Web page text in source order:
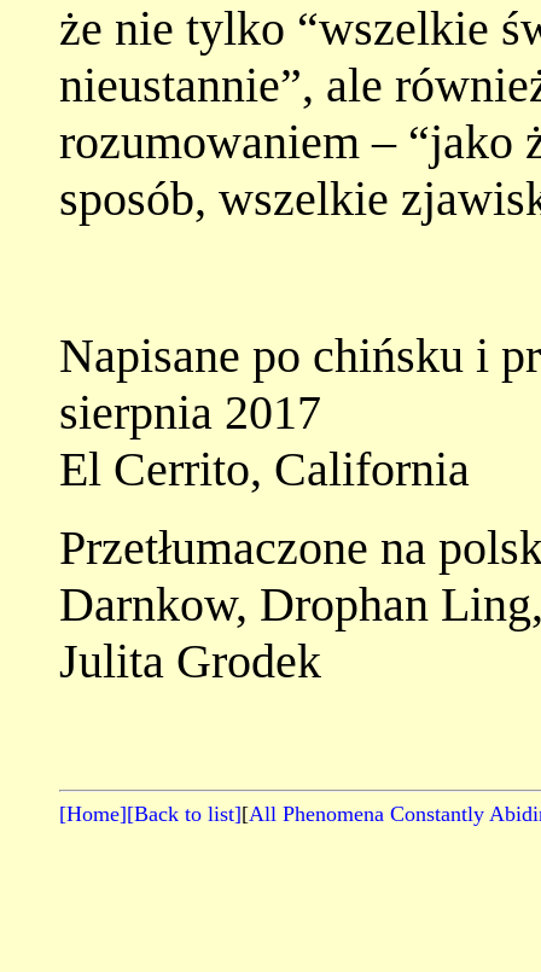
że nie tylko “wszelkie
nieustannie”, ale
rozumowaniem – “jako
sposób, wszelkie
Napisane po chińsku i
sierpnia 2017
El Cerrito, California
Przetłumaczone na
Darnkow, Drophan
Julita Grodek
[Home][Back to list][All Phenomena Constantly